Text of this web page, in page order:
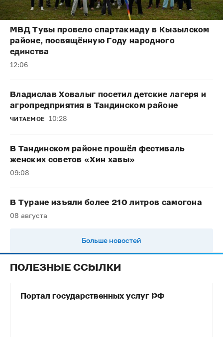
МВД Тувы провело спартакиаду в Кызылском
районе, посвящённую Году народного
единства
12:06
Владислав Ховалыг посетил детские лагеря и
агропредприятия в Тандинском районе
ЧИТАЕМОЕ 10:28
В Тандинском районе прошёл фестиваль
женских советов «Хин хавы»
09:08
В Туране изъяли более 210 литров самогона
08 августа
Больше новостей
ПОЛЕЗНЫЕ ССЫЛКИ
Портал государственных услуг РФ